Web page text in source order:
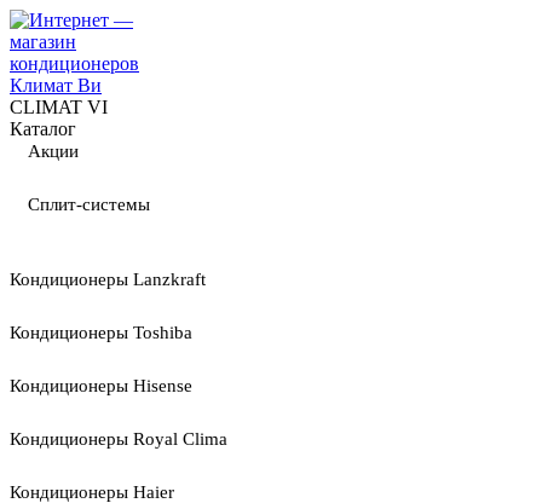
CLIMAT VI
Каталог
Акции
Сплит-системы
Кондиционеры Lanzkraft
Кондиционеры Toshiba
Кондиционеры Hisense
Кондиционеры Royal Clima
Кондиционеры Haier